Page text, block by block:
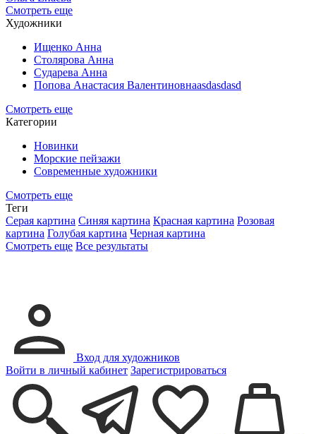
Смотреть еще
Художники
Ищенко Анна
Столярова Анна
Сударева Анна
Попова Анастасия Валентиновнаasdasdasd
Смотреть еще
Категории
Новинки
Морские пейзажи
Современные художники
Смотреть еще
Теги
Серая картина Синяя картина Красная картина Розовая
картина Голубая картина Черная картина
Смотреть еще Все результаты
Вход для художников
Войти в личный кабинет Зарегистрироваться